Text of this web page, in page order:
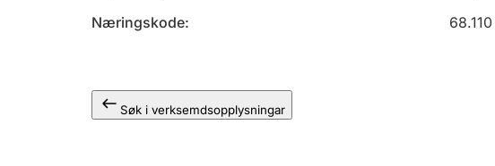
Næringskode
68.110
Søk i verksemdsopplysningar